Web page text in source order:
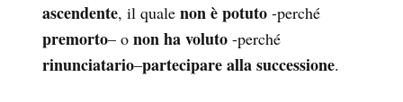
ascendente, il quale non è potuto -perché
premorto– o non ha voluto -perché
rinunciatario–partecipare alla successione.